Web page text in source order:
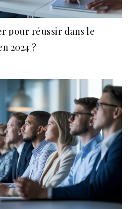
pour réussir dans le
2024 ?